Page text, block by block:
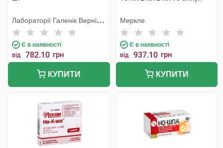
Лабораторії Галенік Вернін/
Франція
Є в наявності
від 782.10 грн
КУПИТИ
Меркле
Є в наявності
від 937.10 грн
КУПИТИ